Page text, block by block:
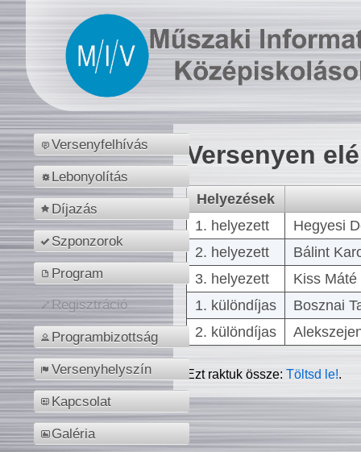
Versenyfelhívás
Lebonyolítás
Díjazás
Szponzorok
Program
Regisztráció
Programbizottság
Versenyhelyszín
Kapcsolat
Galéria
Versenyen
Helyezések
1. helyezett
Hegyesi
2. helyezett
Bálint
3. helyezett
Kiss
1. különdíjas
Bosznai
2. különdíjas
Ezt raktuk össze:Töltsd le!.